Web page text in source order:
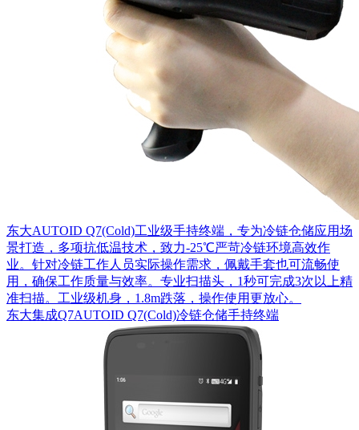
东大AUTOID Q7(Cold)工业级手持终端，专为冷链仓储应用场
景打造，多项抗低温技术，致力-25℃严苛冷链环境高效作
业。针对冷链工作人员实际操作需求，佩戴手套也可流畅使
用，确保工作质量与效率。专业扫描头，1秒可完成3次以上精
准扫描。工业级机身，1.8m跌落，操作使用更放心。
东大集成Q7AUTOID Q7(Cold)冷链仓储手持终端